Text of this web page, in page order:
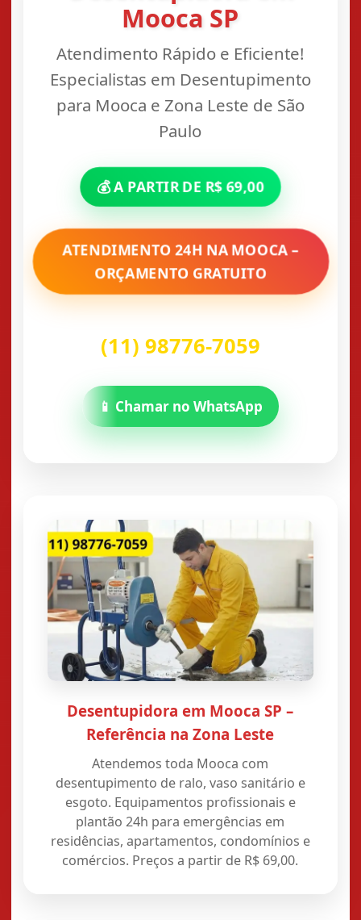
Mooca SP
Atendimento Rápido e Eficiente!
Especialistas em Desentupimento
para Mooca e Zona Leste de São
Paulo
💰 A PARTIR DE R$ 69,00
ATENDIMENTO 24H NA MOOCA –
ORÇAMENTO GRATUITO
(11) 98776-7059
📱 Chamar no WhatsApp
Desentupidora em Mooca SP –
Referência na Zona Leste
Atendemos toda Mooca com
desentupimento de ralo, vaso sanitário e
esgoto. Equipamentos profissionais e
plantão 24h para emergências em
residências, apartamentos, condomínios e
comércios. Preços a partir de R$ 69,00.